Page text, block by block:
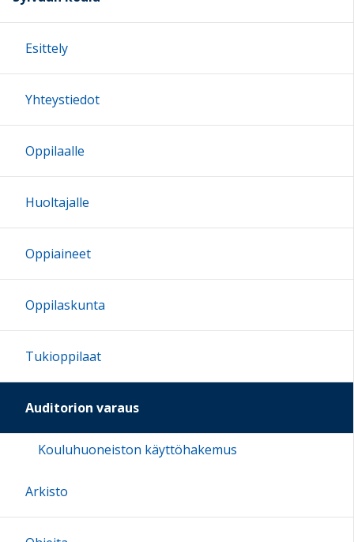
Esittely
Yhteystiedot
Oppilaalle
Huoltajalle
Oppiaineet
Oppilaskunta
Tukioppilaat
Auditorion varaus
Kouluhuoneiston käyttöhakemus
Arkisto